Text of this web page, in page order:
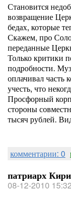
Становится
возвращение
бедах, которые
Скажем, про
переданные
Только критики
подробности.
оплачивал часть
учесть, что
Просфорный
стороны
тысяч рублей.
комментарии: 0
патриарх
08-12-2010 15:32